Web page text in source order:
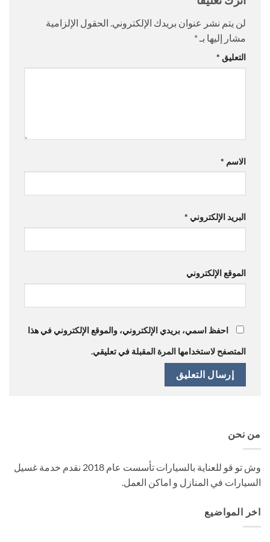
لن يتم نشر عنوان بريدك الإلكتروني. الحقول الإلزامية
مشار إليها بـ*
التعليق *
الاسم *
البريد الإلكتروني *
الموقع الإلكتروني
احفظ اسمي، بريدي الإلكتروني، والموقع الإلكتروني في هذا
المتصفح لاستخدامها المرة المقبلة في تعليقي.
من نحن
وش تو قو للعناية بالسيارات تأسست عام 2018 نقدم خدمة غسيل
السيارات في المنازل و اماكن العمل.
اخر المواضيع